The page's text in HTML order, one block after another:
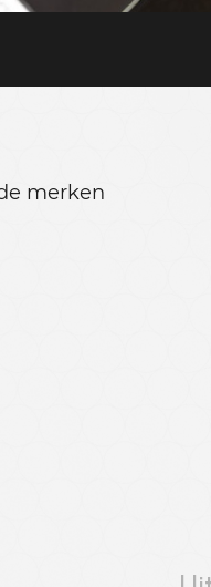
merken